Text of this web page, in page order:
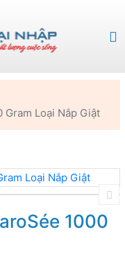
Loại Nắp Giật
1000